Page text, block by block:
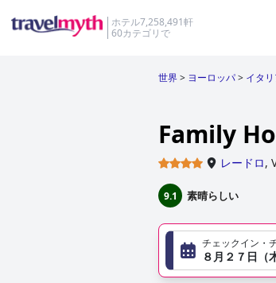
ホテル7,258,491軒
60カテゴリで
世界> ヨーロッパ> イタ
Family
レードロ,
9.1 素晴らしい
チェックイン・
８月２７日（